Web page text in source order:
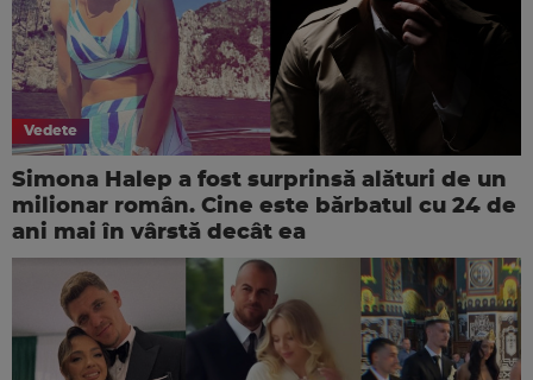
Vedete
Simona Halep a fost surprinsă alături de un
milionar român. Cine este bărbatul cu 24 de
ani mai în vârstă decât ea